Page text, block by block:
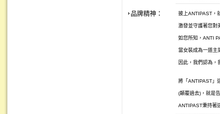
品牌精神： 披上ANTIPAST，
激發並守護著您對
如您所知，ANTI
當女裝成為一道主
因此，我們認為，
將「ANTIPAST」
(顛覆過去)，就是
ANTIPAST秉持著